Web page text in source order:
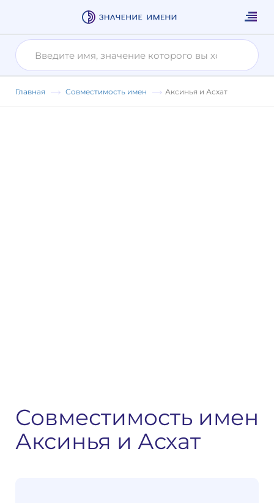
Главная Совместимость имен Аксинья и Асхат
Совместимость имен
Аксинья и Асхат